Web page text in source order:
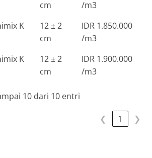
cm
/m3
K
12 ± 2
cm
IDR 1.850.000
/m3
K
12 ± 2
cm
IDR 1.900.000
/m3
10 dari 10 entri
❮ 1 ❯